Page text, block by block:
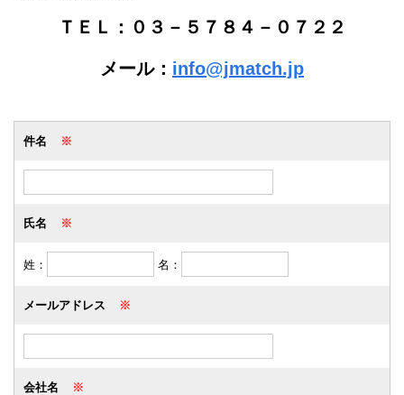
ＴＥＬ：０３－５７８４－０７２２
メール： info@jmatch.jp
件名 ※
氏名 ※
姓： 名：
メールアドレス ※
会社名 ※